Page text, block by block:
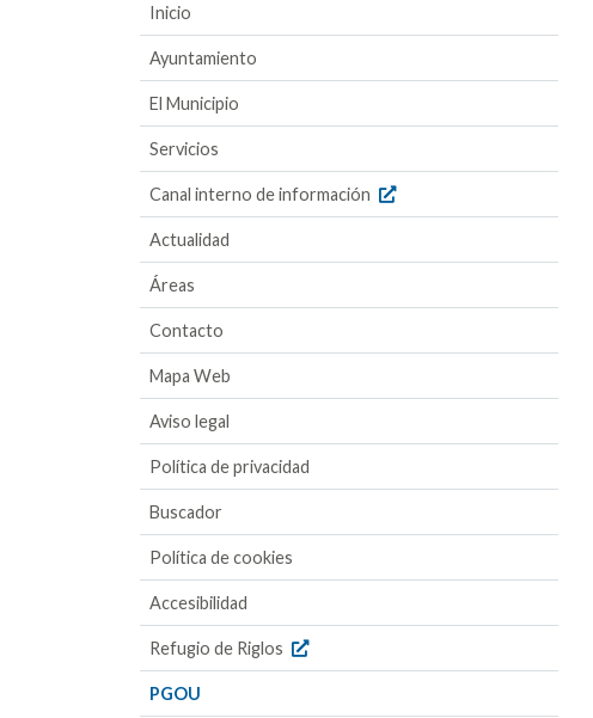
Inicio
Ayuntamiento
El Municipio
Servicios
Canal interno de información
Actualidad
Áreas
Contacto
Mapa Web
Aviso legal
Política de privacidad
Buscador
Política de cookies
Accesibilidad
Refugio de Riglos
PGOU